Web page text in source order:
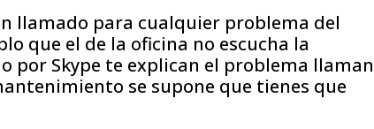
llamado para cualquier problema del
que el de la oficina no escucha la
por Skype te explican el problema llaman
se supone que tienes que